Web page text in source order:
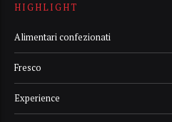
HIGHLIGHT
Alimentari confezionati
Fresco
Experience